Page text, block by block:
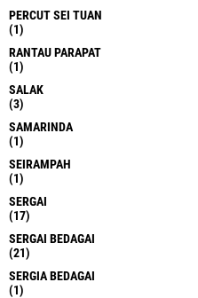
PERCUT SEI TUAN
(1)
RANTAU PARAPAT
(1)
SALAK
(3)
SAMARINDA
(1)
SEIRAMPAH
(1)
SERGAI
(17)
SERGAI BEDAGAI
(21)
SERGIA BEDAGAI
(1)